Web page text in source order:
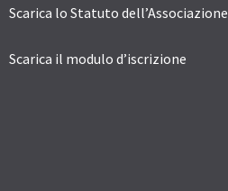
Scarica lo Statuto dell’Associazione
Scarica il modulo d’iscrizione